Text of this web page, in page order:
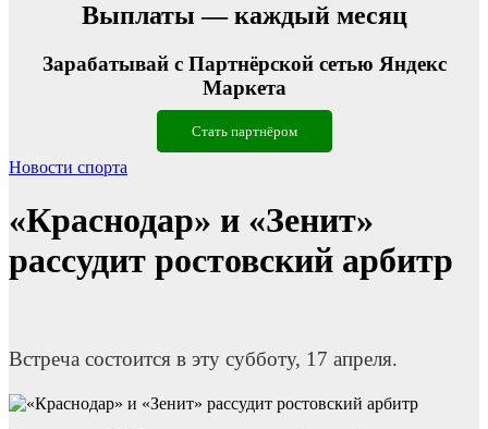
Выплаты — каждый месяц
Зарабатывай с Партнёрской сетью Яндекс
Маркета
Стать партнёром
Новости спорта
«Краснодар» и «Зенит»
рассудит ростовский арбитр
Встреча состоится в эту субботу, 17 апреля.